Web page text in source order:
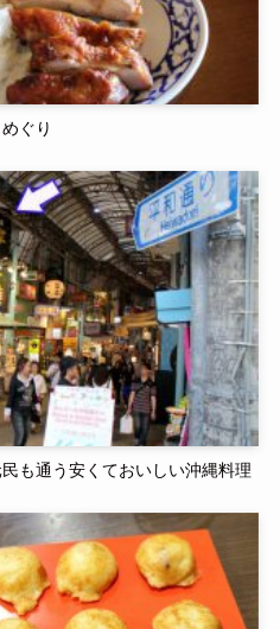
ぐり
も通う安くておいしい沖縄料理